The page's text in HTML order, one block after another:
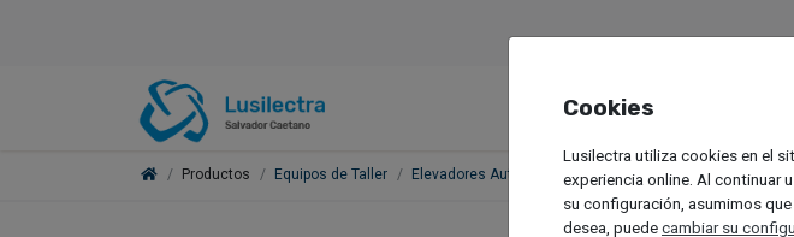
Productos Equipos de Taller Elevadores Automóviles Elevadores para Vehiculos
Cookies
Lusilectra utiliza cookies en el
experiencia online. Al continuar
su configuración, asumimos
desea, puedecambiar su